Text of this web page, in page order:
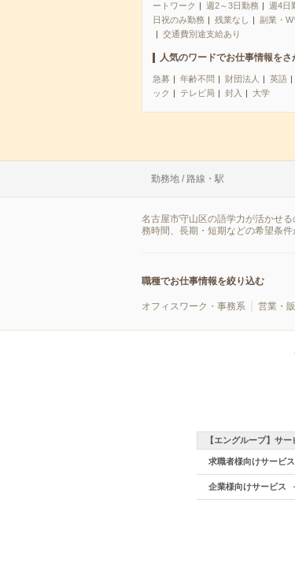
ートワーク
週2～3日勤務 週4日
日祝のみ勤務
残業なし
副業・
交通費別途支給あり
人気のワードでお仕事情報をさ
急募 年齢不問 財団法人 英語
ック
テレビ局 封入 大学
勤務地 / 路線・駅
名古屋市守山区の語学力が活かせ
務時間、長期・短期などの希望条
職種でお仕事情報を絞り込む
オフィスワーク・事務系 営業・
【エングループ】サー
求職者様向けサービス
企業様向けサービス